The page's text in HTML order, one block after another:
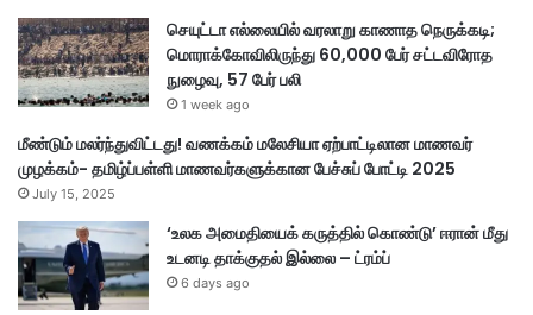
ப்
பி
ர
ம
ய
ம்
க
ட
ன
ம்
செயுட்டா எல்லையில் வரலாறு காணாத நெருக்கடி;
மொராக்கோவிலிருந்து 60,000 பேர் சட்டவிரோத
நுழைவு, 57 பேர் பலி
1 week ago
மீண்டும் மலர்ந்துவிட்டது! வணக்கம் மலேசியா ஏற்பாட்டிலான மாணவர்
முழக்கம்- தமிழ்ப்பள்ளி மாணவர்களுக்கான பேச்சுப் போட்டி 2025
July 15, 2025
‘உலக அமைதியைக் கருத்தில் கொண்டு’ ஈரான் மீது
உடனடி தாக்குதல் இல்லை – ட்ரம்ப்
6 days ago